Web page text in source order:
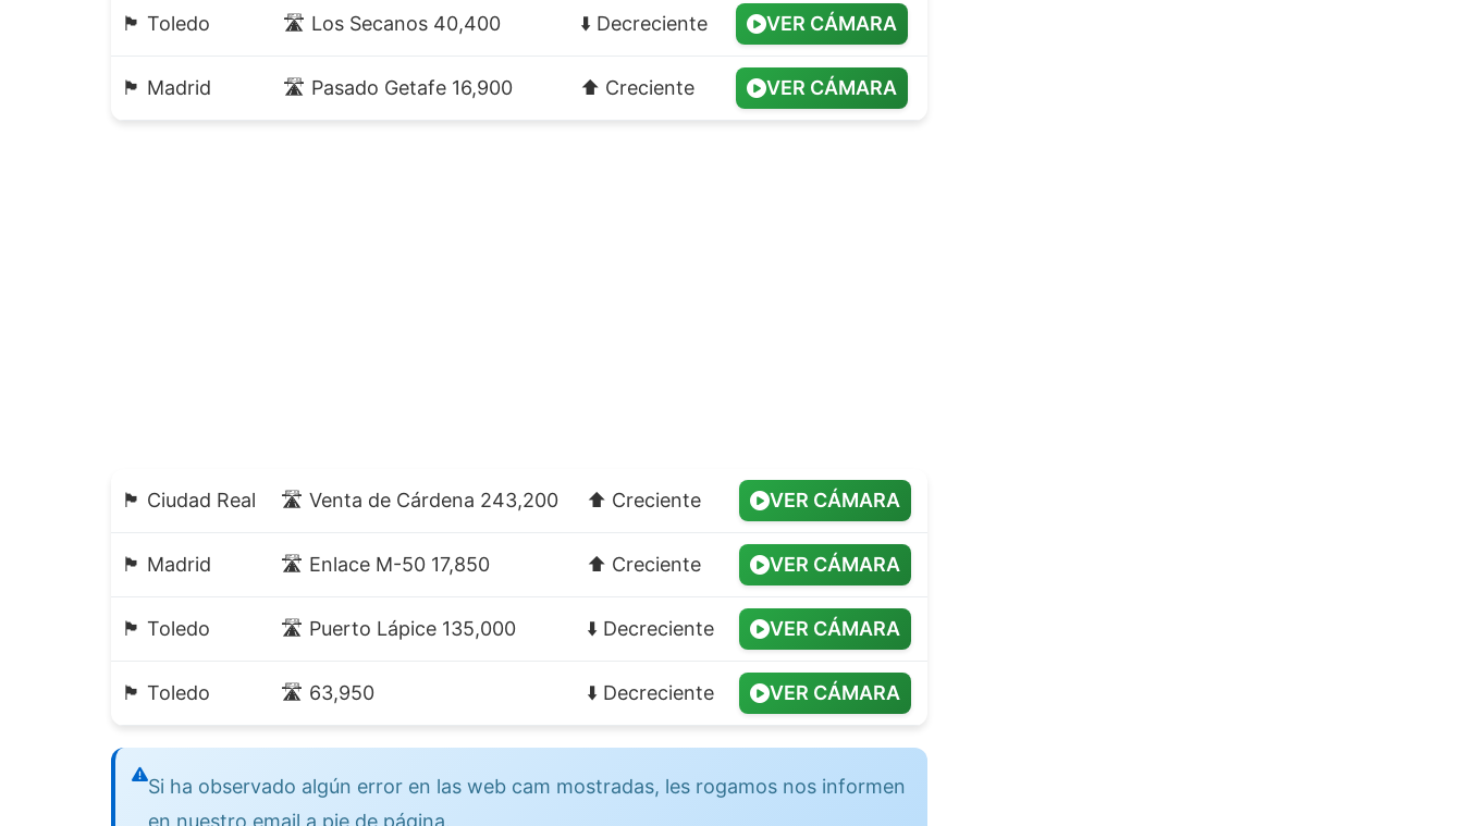
🏴 Toledo 🛣️ Los Secanos 40,400 ⬇️ Decreciente VER CÁMARA
🏴 Madrid 🛣️ Pasado Getafe 16,900 ⬆️ Creciente VER CÁMARA
🏴 Ciudad Real 🛣️ Venta de Cárdena 243,200 ⬆️ Creciente VER CÁMARA
🏴 Madrid 🛣️ Enlace M-50 17,850 ⬆️ Creciente VER CÁMARA
🏴 Toledo 🛣️ Puerto Lápice 135,000 ⬇️ Decreciente VER CÁMARA
🏴 Toledo 🛣️ 63,950 ⬇️ Decreciente VER CÁMARA
Si ha observado algún error en las web cam mostradas, les rogamos nos informen
en nuestro email a pie de página.